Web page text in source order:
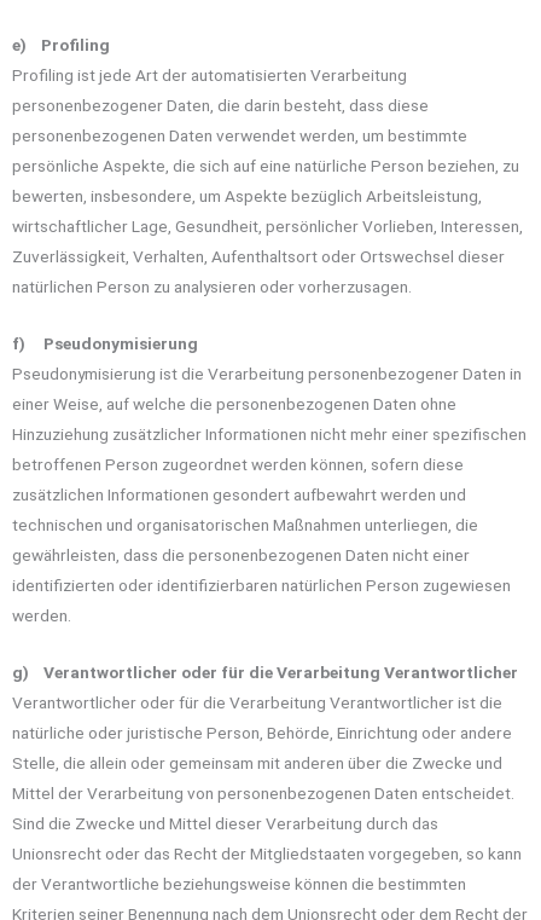
e) Profiling
Profiling ist jede Art der automatisierten Verarbeitung
personenbezogener Daten, die darin besteht, dass diese
personenbezogenen Daten verwendet werden, um bestimmte
persönliche Aspekte, die sich auf eine natürliche Person beziehen, zu
bewerten, insbesondere, um Aspekte bezüglich Arbeitsleistung,
wirtschaftlicher Lage, Gesundheit, persönlicher Vorlieben, Interessen,
Zuverlässigkeit, Verhalten, Aufenthaltsort oder Ortswechsel dieser
natürlichen Person zu analysieren oder vorherzusagen.
f) Pseudonymisierung
Pseudonymisierung ist die Verarbeitung personenbezogener Daten in
einer Weise, auf welche die personenbezogenen Daten ohne
Hinzuziehung zusätzlicher Informationen nicht mehr einer spezifischen
betroffenen Person zugeordnet werden können, sofern diese
zusätzlichen Informationen gesondert aufbewahrt werden und
technischen und organisatorischen Maßnahmen unterliegen, die
gewährleisten, dass die personenbezogenen Daten nicht einer
identifizierten oder identifizierbaren natürlichen Person zugewiesen
werden.
g) Verantwortlicher oder für die Verarbeitung Verantwortlicher
Verantwortlicher oder für die Verarbeitung Verantwortlicher ist die
natürliche oder juristische Person, Behörde, Einrichtung oder andere
Stelle, die allein oder gemeinsam mit anderen über die Zwecke und
Mittel der Verarbeitung von personenbezogenen Daten entscheidet.
Sind die Zwecke und Mittel dieser Verarbeitung durch das
Unionsrecht oder das Recht der Mitgliedstaaten vorgegeben, so kann
der Verantwortliche beziehungsweise können die bestimmten
Kriterien seiner Benennung nach dem Unionsrecht oder dem Recht der